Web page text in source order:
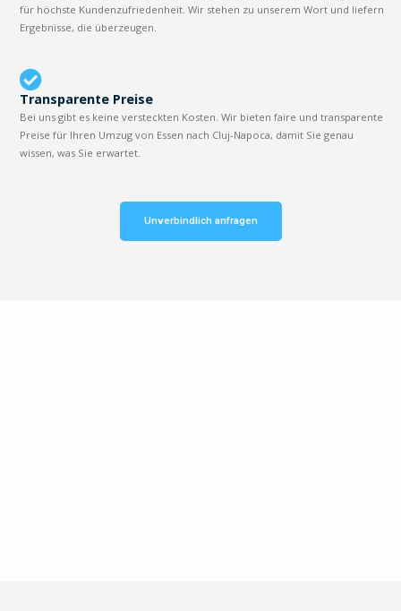
für höchste Kundenzufriedenheit. Wir stehen zu unserem Wort und liefern
Ergebnisse, die überzeugen.
Transparente Preise
Bei uns gibt es keine versteckten Kosten. Wir bieten faire und transparente
Preise für Ihren Umzug von Essen nach Cluj-Napoca, damit Sie genau
wissen, was Sie erwartet.
Unverbindlich anfragen